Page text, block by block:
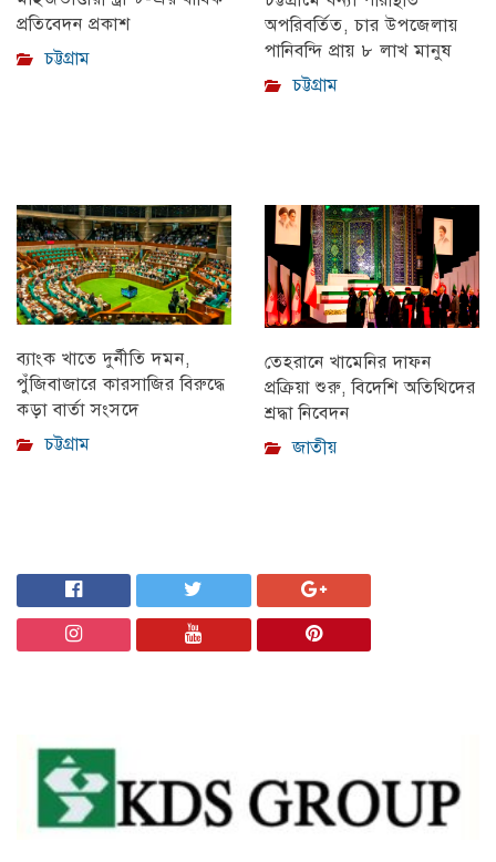
প্রতিবেদন প্রকাশ
চট্টগ্রাম
অপরিবর্তিত, চার উপজেলায়
পানিবন্দি প্রায় ৮ লাখ মানুষ
চট্টগ্রাম
ব্যাংক খাতে দুর্নীতি দমন,
পুঁজিবাজারে কারসাজির বিরুদ্ধে
কড়া বার্তা সংসদে
চট্টগ্রাম
তেহরানে খামেনির দাফন
প্রক্রিয়া শুরু, বিদেশি অতিথিদের
শ্রদ্ধা নিবেদন
জাতীয়